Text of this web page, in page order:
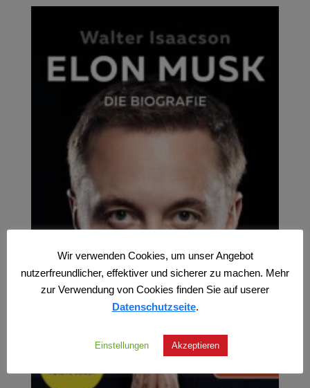
Wir verwenden Cookies, um unser Angebot
nutzerfreundlicher, effektiver und sicherer zu machen. Mehr
zur Verwendung von Cookies finden Sie auf userer
Datenschutzseite.
Einstellungen Akzeptieren